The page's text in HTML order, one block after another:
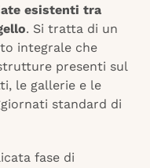
esistenti tra
. Si tratta di un
integrale che
presenti sul
le gallerie e le
standard di
fase di